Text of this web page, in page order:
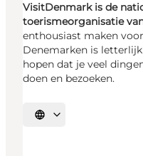
VisitDenmark is de
toerismeorganisatie
enthousiast maken
Denemarken is
hopen dat je veel
doen en bezoeken.
Selecteer taal